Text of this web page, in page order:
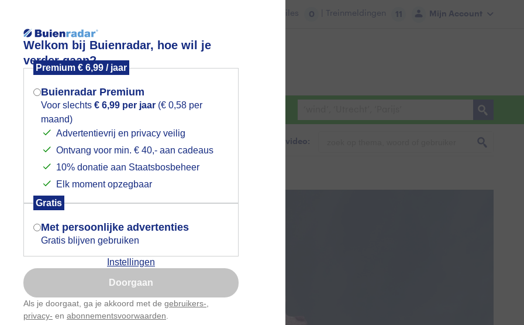
Welkom bij Buienradar, hoe wil je
verder gaan?
Premium € 6,99 / jaar
Buienradar Premium
Voor slechts € 6,99 per jaar (€ 0,58 per
maand)
Advertentievrij en privacy veilig
Ontvang voor min. € 40,- aan cadeaus
10% donatie aan Staatsbosbeheer
Elk moment opzegbaar
Gratis
Met persoonlijke advertenties
Gratis blijven gebruiken
Instellingen
Doorgaan
Als je doorgaat, ga je akkoord met de gebruikers-
privacy- en abonnementsvoorwaarden
Mijn Account
Files 0 | Treinmeldingen 11
Foto en video Weerzine
Zoeken in foto & video:
Mogen we je locatie gebruiken voor
het weer?
Indien je hier nog geen akkoord op hebt
gegeven, verschijnt er zo een pop-up uit
je browser waarin deze toestemming
gevraagd wordt.
Is goed, toon de popup
Nu niet, misschien later
Gebruik je Safari en wil je niet elke dag deze pop-up